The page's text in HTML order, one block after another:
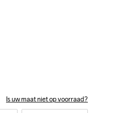
Is uw maat niet op voorraad?